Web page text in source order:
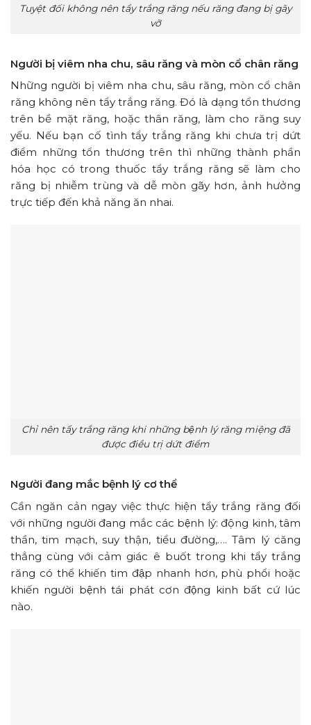
Tuyệt đối không nên tẩy trắng răng nếu răng đang bị gãy
vỡ
Người bị viêm nha chu, sâu răng và mòn cổ chân răng
Những người bị viêm nha chu, sâu răng, mòn cổ chân
răng không nên tẩy trắng răng. Đó là dạng tổn thương
trên bề mặt răng, hoặc thân răng, làm cho răng suy
yếu. Nếu bạn cố tình tẩy trắng răng khi chưa trị dứt
điểm những tổn thương trên thì những thành phần
hóa học có trong thuốc tẩy trắng răng sẽ làm cho
răng bị nhiễm trùng và dễ mòn gãy hơn, ảnh hưởng
trực tiếp đến khả năng ăn nhai.
Chỉ nên tẩy trắng răng khi những bệnh lý răng miệng đã
được điều trị dứt điểm
Người đang mắc bệnh lý cơ thể
Cần ngăn cản ngay việc thực hiện tẩy trắng răng đối
với những người đang mắc các bệnh lý: động kinh, tâm
thần, tim mạch, suy thận, tiểu đường,…. Tâm lý căng
thẳng cùng với cảm giác ê buốt trong khi tẩy trắng
răng có thể khiến tim đập nhanh hơn, phù phổi hoặc
khiến người bệnh tái phát cơn động kinh bất cứ lúc
nào.